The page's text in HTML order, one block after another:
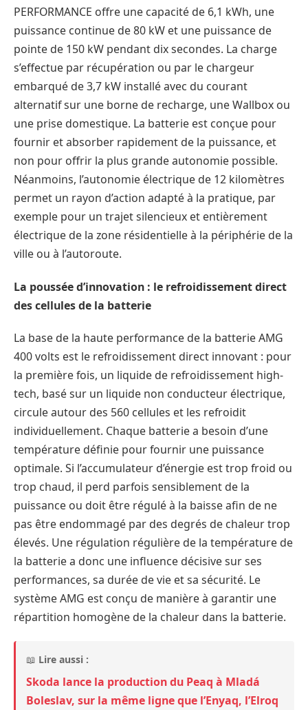
PERFORMANCE offre une capacité de 6,1 kWh, une
puissance continue de 80 kW et une puissance de
pointe de 150 kW pendant dix secondes. La charge
s’effectue par récupération ou par le chargeur
embarqué de 3,7 kW installé avec du courant
alternatif sur une borne de recharge, une Wallbox ou
une prise domestique. La batterie est conçue pour
fournir et absorber rapidement de la puissance, et
non pour offrir la plus grande autonomie possible.
Néanmoins, l’autonomie électrique de 12 kilomètres
permet un rayon d’action adapté à la pratique, par
exemple pour un trajet silencieux et entièrement
électrique de la zone résidentielle à la périphérie de la
ville ou à l’autoroute.
La poussée d’innovation : le refroidissement direct
des cellules de la batterie
La base de la haute performance de la batterie AMG
400 volts est le refroidissement direct innovant : pour
la première fois, un liquide de refroidissement high-
tech, basé sur un liquide non conducteur électrique,
circule autour des 560 cellules et les refroidit
individuellement. Chaque batterie a besoin d’une
température définie pour fournir une puissance
optimale. Si l’accumulateur d’énergie est trop froid ou
trop chaud, il perd parfois sensiblement de la
puissance ou doit être régulé à la baisse afin de ne
pas être endommagé par des degrés de chaleur trop
élevés. Une régulation régulière de la température de
la batterie a donc une influence décisive sur ses
performances, sa durée de vie et sa sécurité. Le
système AMG est conçu de manière à garantir une
répartition homogène de la chaleur dans la batterie.
📖 Lire aussi :
Skoda lance la production du Peaq à Mladá
Boleslav, sur la même ligne que l’Enyaq, l’Elroq